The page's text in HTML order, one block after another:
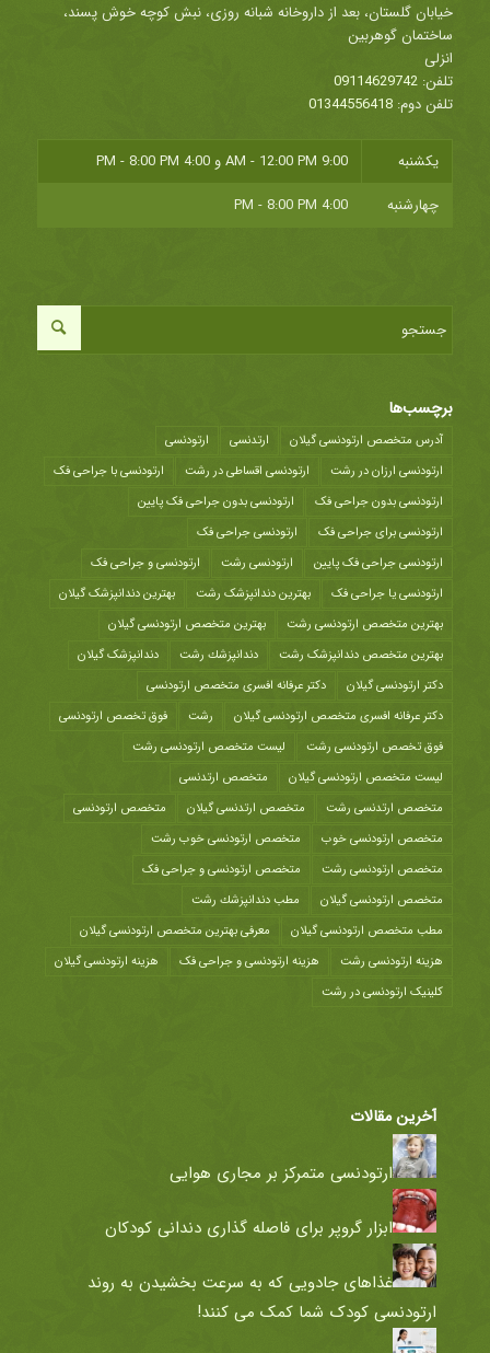
خیابان گلستان، بعد از داروخانه شبانه روزی، نبش کوچه خوش پسند،
ساختمان گوهربین
انزلی
تلفن: 09114629742
تلفن دوم: 01344556418
یکشنبه 9:00 AM - 12:00 PM و 4:00 PM - 8:00 PM
چهارشنبه
4:00 PM - 8:00 PM
برچسب‌ها
آدرس متخصص ارتودنسی گیلان ارتدنسی
ارتودنسی
ارتودنسی ارزان در رشت
ارتودنسی اقساطی در رشت
ارتودنسی با جراحی فک
ارتودنسی بدون جراحی فک
ارتودنسی بدون جراحی فک پایین
ارتودنسی برای جراحی فک
ارتودنسی جراحی فک
ارتودنسی جراحی فک پایین
ارتودنسی رشت
ارتودنسی و جراحی فک
ارتودنسی یا جراحی فک
بهترین دندانپزشک رشت
بهترین دندانپزشک گیلان
بهترین متخصص ارتودنسی رشت
بهترین متخصص ارتودنسی گیلان
بهترین متخصص دندانپزشک رشت
دندانپزشك رشت
دندانپزشک گیلان
دکتر ارتودنسی گیلان
دکتر عرفانه افسری متخصص ارتودنسی
دکتر عرفانه افسری متخصص ارتودنسی گیلان
رشت
فوق تخصص ارتودنسی
فوق تخصص ارتودنسی رشت
لیست متخصص ارتودنسی رشت
لیست متخصص ارتودنسی گیلان
متخصص ارتدنسی
متخصص ارتدنسی رشت
متخصص ارتدنسی گیلان
متخصص ارتودنسی
متخصص ارتودنسی خوب
متخصص ارتودنسی خوب رشت
متخصص ارتودنسی رشت
متخصص ارتودنسی و جراحی فک
متخصص ارتودنسی گیلان
مطب دندانپزشك رشت
مطب متخصص ارتودنسی گیلان
معرفی بهترین متخصص ارتودنسی گیلان
هزينه ارتودنسی رشت
هزینه ارتودنسی و جراحی فک
هزینه ارتودنسی گیلان
کلینیک ارتودنسی در رشت
آخرین مقالات
ارتودنسی متمرکز بر مجاری هوایی
ابزار گروپر برای فاصله گذاری دندانی کودکان
غذاهای جادویی که به سرعت بخشیدن به روند
ارتودنسی کودک شما کمک می کنند!